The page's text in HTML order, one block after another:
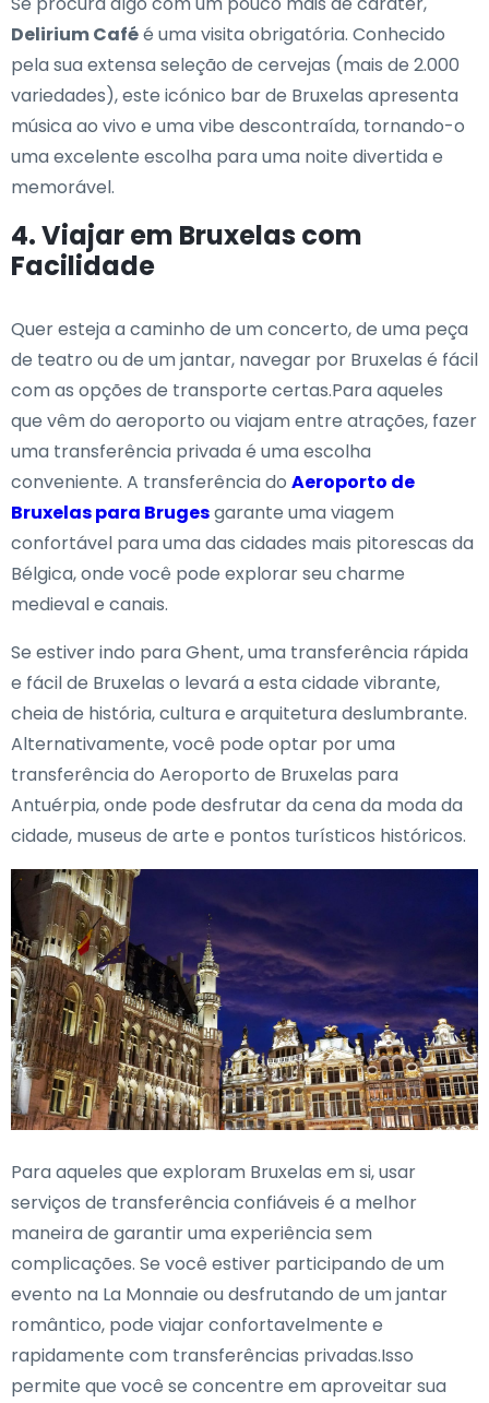
Delirium Caféé uma visita obrigatória. Conhecido
pela sua extensa seleção de cervejas (mais de 2.000
variedades), este icónico bar de Bruxelas apresenta
música ao vivo e uma vibe descontraída, tornando-o
uma excelente escolha para uma noite divertida e
memorável.
4. Viajar em Bruxelas com
Facilidade
Quer esteja a caminho de um concerto, de uma peça
de teatro ou de um jantar, navegar por Bruxelas é fácil
com as opções de transporte certas.Para aqueles
que vêm do aeroporto ou viajam entre atrações, fazer
uma transferência privada é uma escolha
conveniente. A transferência do Aeroporto de
Bruxelas para Brugesgarante uma viagem
confortável para uma das cidades mais pitorescas da
Bélgica, onde você pode explorar seu charme
medieval e canais.
Se estiver indo para Ghent, uma transferência rápida
e fácil de Bruxelas o levará a esta cidade vibrante,
cheia de história, cultura e arquitetura deslumbrante.
Alternativamente, você pode optar por uma
transferência do Aeroporto de Bruxelas para
Antuérpia, onde pode desfrutar da cena da moda da
cidade, museus de arte e pontos turísticos históricos.
Para aqueles que exploram Bruxelas em si, usar
serviços de transferência confiáveis é a melhor
maneira de garantir uma experiência sem
complicações. Se você estiver participando de um
evento na La Monnaie ou desfrutando de um jantar
romântico, pode viajar confortavelmente e
rapidamente com transferências privadas.Isso
permite que você se concentre em aproveitar sua